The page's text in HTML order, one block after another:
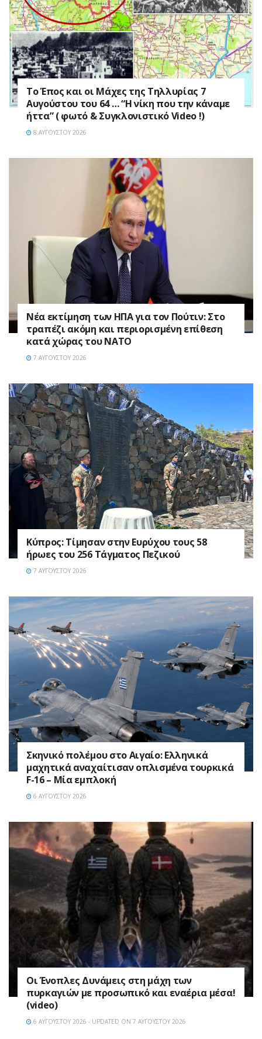
Το Έπος και οι Μάχες της Τηλλυρίας 7
Αυγούστου του 64 … “Η νίκη που την κάναμε
ήττα” ( φωτό & Συγκλονιστικό Video !)
8 ΑΥΓΟΎΣΤΟΥ 2026
Νέα εκτίμηση των ΗΠΑ για τον Πούτιν: Στο
τραπέζι ακόμη και περιορισμένη επίθεση
κατά χώρας του ΝΑΤΟ
7 ΑΥΓΟΎΣΤΟΥ 2026
Κύπρος: Τίμησαν στην Ευρύχου τους 58
ήρωες του 256 Τάγματος Πεζικού
7 ΑΥΓΟΎΣΤΟΥ 2026
Σκηνικό πολέμου στο Αιγαίο: Ελληνικά
μαχητικά αναχαίτισαν οπλισμένα τουρκικά
F-16 – Μία εμπλοκή
6 ΑΥΓΟΎΣΤΟΥ 2026
Οι Ένοπλες Δυνάμεις στη μάχη των
πυρκαγιών με προσωπικό και εναέρια μέσα!
(video)
6 ΑΥΓΟΎΣΤΟΥ 2026 - UPDATED ON 7 ΑΥΓΟΎΣΤΟΥ 2026